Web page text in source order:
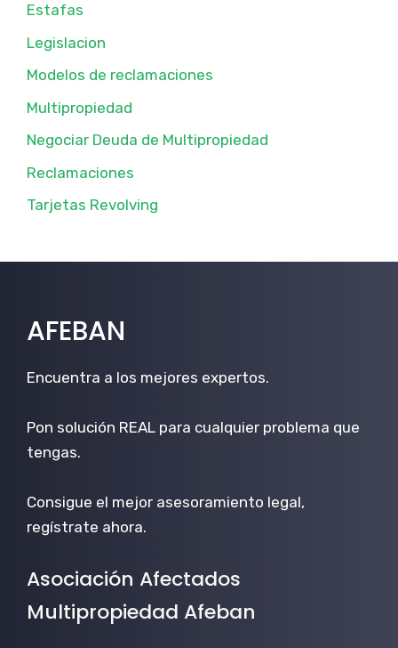
Estafas
Legislacion
Modelos de reclamaciones
Multipropiedad
Negociar Deuda de Multipropiedad
Reclamaciones
Tarjetas Revolving
AFEBAN
Encuentra a los mejores expertos.
Pon solución REAL para cualquier problema que
tengas.
Consigue el mejor asesoramiento legal,
regístrate ahora.
Asociación Afectados
Multipropiedad Afeban